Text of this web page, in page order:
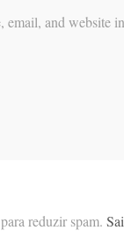
email, and website
reduzir spam.